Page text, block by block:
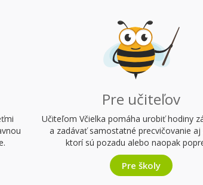
Pre učiteľov
Učiteľom Včielka pomáha urobiť hodiny
a zadávať samostatné precvičovanie aj
ktorí sú pozadu alebo naopak
Pre školy